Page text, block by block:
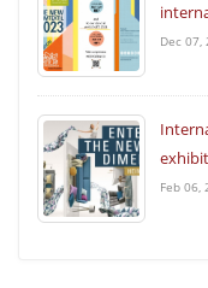
Dec 07,
Feb 06,